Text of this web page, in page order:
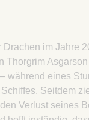
Drachen im Jahre
Thorgrim
während eines
Seitdem
Verlust seines